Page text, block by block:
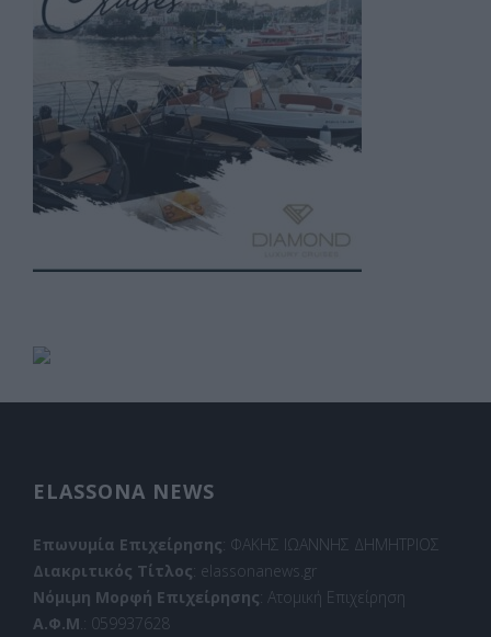
ELASSONA NEWS
Επωνυμία Επιχείρησης: ΦΑΚΗΣ ΙΩΑΝΝΗΣ ΔΗΜΗΤΡΙΟΣ
Διακριτικός Τίτλος: elassonanews.gr
Νόμιμη Μορφή Επιχείρησης: Ατομική Επιχείρηση
Α.Φ.Μ .: 059937628